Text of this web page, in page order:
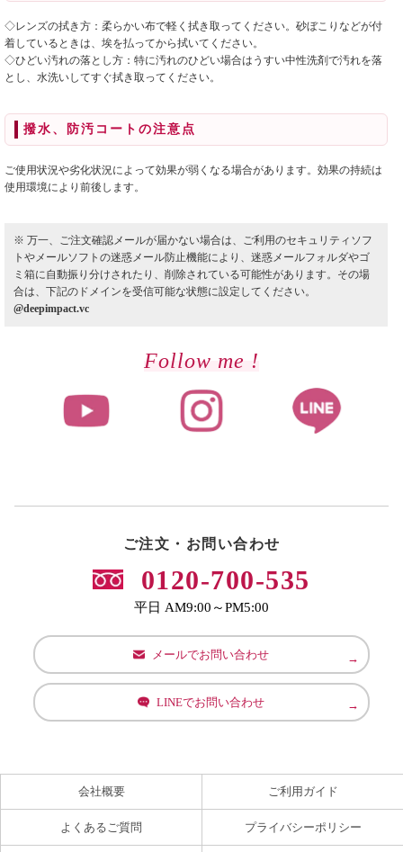
◇レンズの拭き方：柔らかい布で軽く拭き取ってください。砂ぼこりなどが付
着しているときは、埃を払ってから拭いてください。
◇ひどい汚れの落とし方：特に汚れのひどい場合はうすい中性洗剤で汚れを落
とし、水洗いしてすぐ拭き取ってください。
撥水、防汚コートの注意点
ご使用状況や劣化状況によって効果が弱くなる場合があります。効果の持続は
使用環境により前後します。
※ 万一、ご注文確認メールが届かない場合は、ご利用のセキュリティソフ
トやメールソフトの迷惑メール防止機能により、迷惑メールフォルダやゴ
ミ箱に自動振り分けされたり、削除されている可能性があります。その場
合は、下記のドメインを受信可能な状態に設定してください。
@deepimpact.vc
Follow me !
ご注文・お問い合わせ
0120-700-535
平日 AM9:00～PM5:00
メールでお問い合わせ
LINEでお問い合わせ
会社概要 ご利用ガイド
よくあるご質問 プライバシーポリシー